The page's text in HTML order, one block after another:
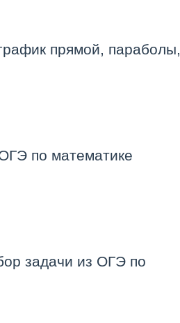
прямой, параболы,
по математике
задачи из ОГЭ по